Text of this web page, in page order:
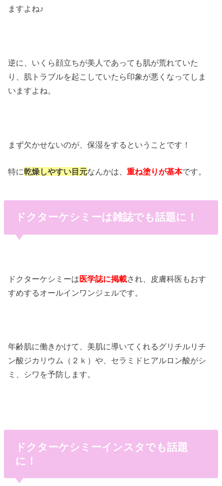
ますよね♪
逆に、いくら顔立ちが美人であっても肌が荒れていた
り、肌トラブルを起こしていたら印象が悪くなってしま
いますよね。
まず欠かせないのが、保湿をするということです！
特に乾燥しやすい目元なんかは、重ね塗りが基本です。
ドクターケシミーは雑誌でも話題に！
ドクターケシミーは医学誌に掲載され、皮膚科医もおす
すめするオールインワンジェルです。
年齢肌に働きかけて、美肌に導いてくれるグリチルリチ
ン酸ジカリウム（２ｋ）や、セラミドヒアルロン酸がシ
ミ、シワを予防します。
ドクターケシミーインスタでも話題
に！